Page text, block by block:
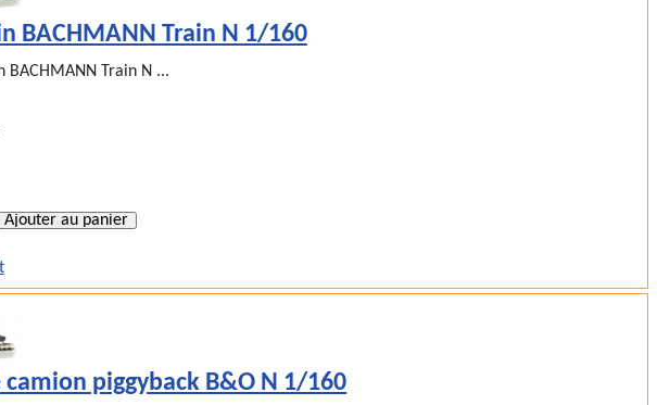
BACHMANN Train N 1/160
BACHMANN Train N ...
piggyback B&O N 1/160